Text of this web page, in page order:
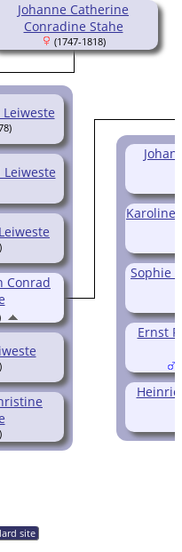
Johanne Catherine
Conradine Stahe
(1747-1818)
Conrad
Karoline
Sophie
Ernst
site